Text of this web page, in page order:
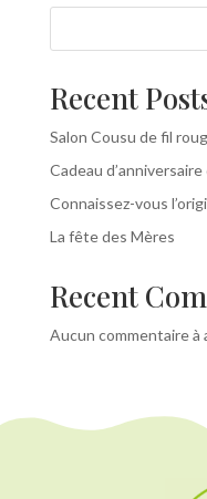
Recent
Salon Cousu de fil
Cadeau
Connaissez-vous
La fête des Mères
Recent
Aucun commentaire à